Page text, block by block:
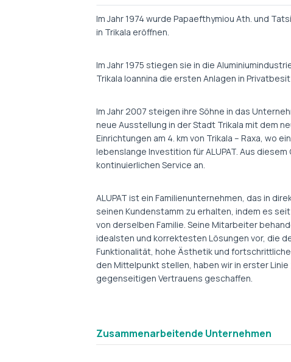
Im Jahr 1974 wurde Papaefthymiou Ath. und
in Trikala eröffnen.
Im Jahr 1975 stiegen sie in die
Trikala Ioannina die ersten Anlagen in
Im Jahr 2007 steigen ihre Söhne in das
neue Ausstellung in der Stadt Trikala mit dem
Einrichtungen am 4. km von Trikala – Raxa, wo
lebenslange Investition für ALUPAT. Aus
kontinuierlichen Service an.
ALUPAT ist ein Familienunternehmen, das in
seinen Kundenstamm zu erhalten, indem es
von derselben Familie. Seine Mitarbeiter
idealsten und korrektesten Lösungen vor, die
Funktionalität, hohe Ästhetik und
den Mittelpunkt stellen, haben wir in erster
gegenseitigen Vertrauens geschaffen.
Zusammenarbeitende Unternehmen